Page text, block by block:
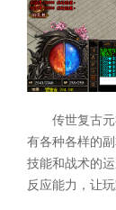
传世复古
有各种各样的
技能和战术的
反应能力，让